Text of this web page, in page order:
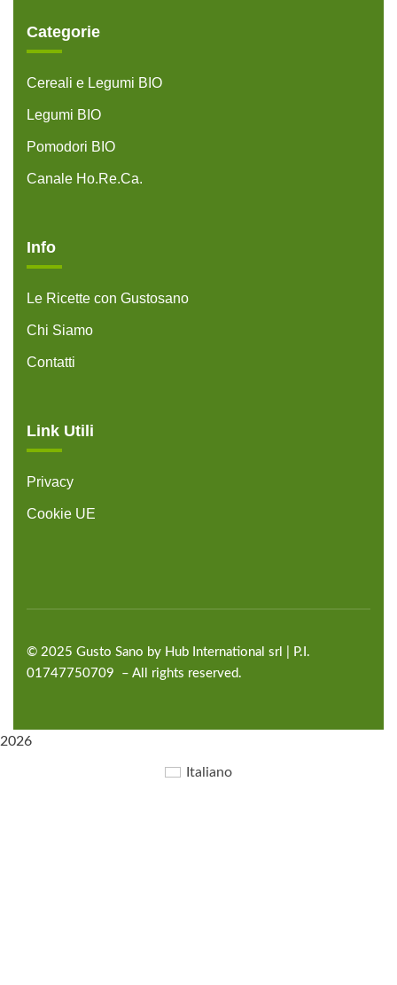
Categorie
Cereali e Legumi BIO
Legumi BIO
Pomodori BIO
Canale Ho.Re.Ca.
Info
Le Ricette con Gustosano
Chi Siamo
Contatti
Link Utili
Privacy
Cookie UE
© 2025 Gusto Sano by Hub International srl | P.I.
01747750709 – All rights reserved.
2026
Italiano